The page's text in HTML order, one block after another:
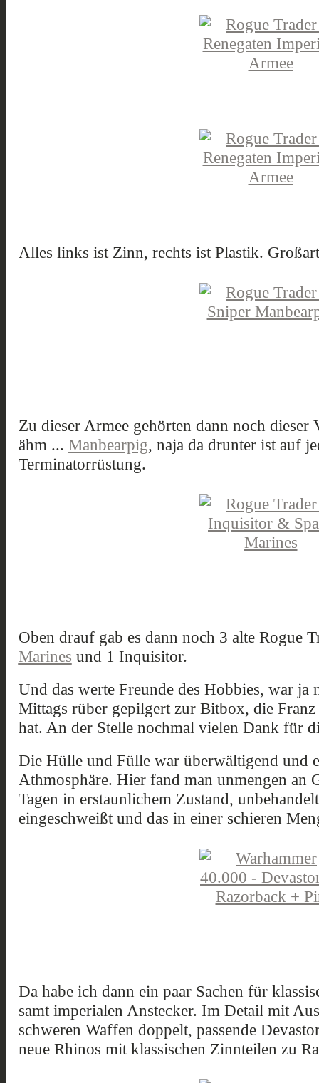
Alles links ist Zinn, rechts ist Plastik.
Zu dieser Armee gehörten dann noch dieser
ähm ... Manbearpig, naja da drunter ist auf
Terminatorrüstung.
Oben drauf gab es dann noch 3 alte Rogue
Marines und 1 Inquisitor.
Und das werte Freunde des Hobbies, war
Mittags rüber gepilgert zur Bitbox, die
hat. An der Stelle nochmal vielen Dank für
Die Hülle und Fülle war überwältigend und
Athmosphäre. Hier fand man unmengen an
Tagen in erstaunlichem Zustand,
eingeschweißt und das in einer schieren
Da habe ich dann ein paar Sachen für
samt imperialen Anstecker. Im Detail mit
schweren Waffen doppelt, passende
neue Rhinos mit klassischen Zinnteilen zu